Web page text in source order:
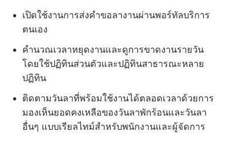
เปิดใช้งานการส่งคำขอลางานผ่านพอร์ทัลบริการ
ตนเอง
คำนวณเวลาหยุดงานและดูการขาดงานรายวัน
โดยใช้ปฏิทินส่วนตัวและปฏิทินสาธารณะหลาย
ปฏิทิน
ติดตามวันลาที่พร้อมใช้งานได้ตลอดเวลาด้วยการ
มองเห็นยอดคงเหลือของวันลาพักร้อนและวันลา
อื่นๆ แบบเรียลไทม์สำหรับพนักงานและผู้จัดการ